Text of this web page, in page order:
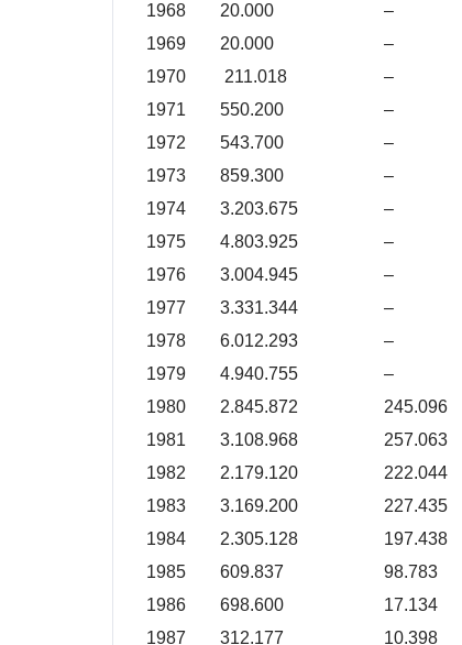
1968
20.000 –
1969
20.000 –
1970
211.018 –
1971
550.200 –
1972
543.700 –
1973
859.300 –
1974
3.203.675 –
1975
4.803.925 –
1976
3.004.945 –
1977
3.331.344 –
1978
6.012.293 –
1979
4.940.755 –
1980
2.845.872 245.096
1981
3.108.968 257.063
1982
2.179.120 222.044
1983
3.169.200 227.435
1984
2.305.128 197.438
1985
609.837 98.783
1986
698.600 17.134
1987
312.177 10.398